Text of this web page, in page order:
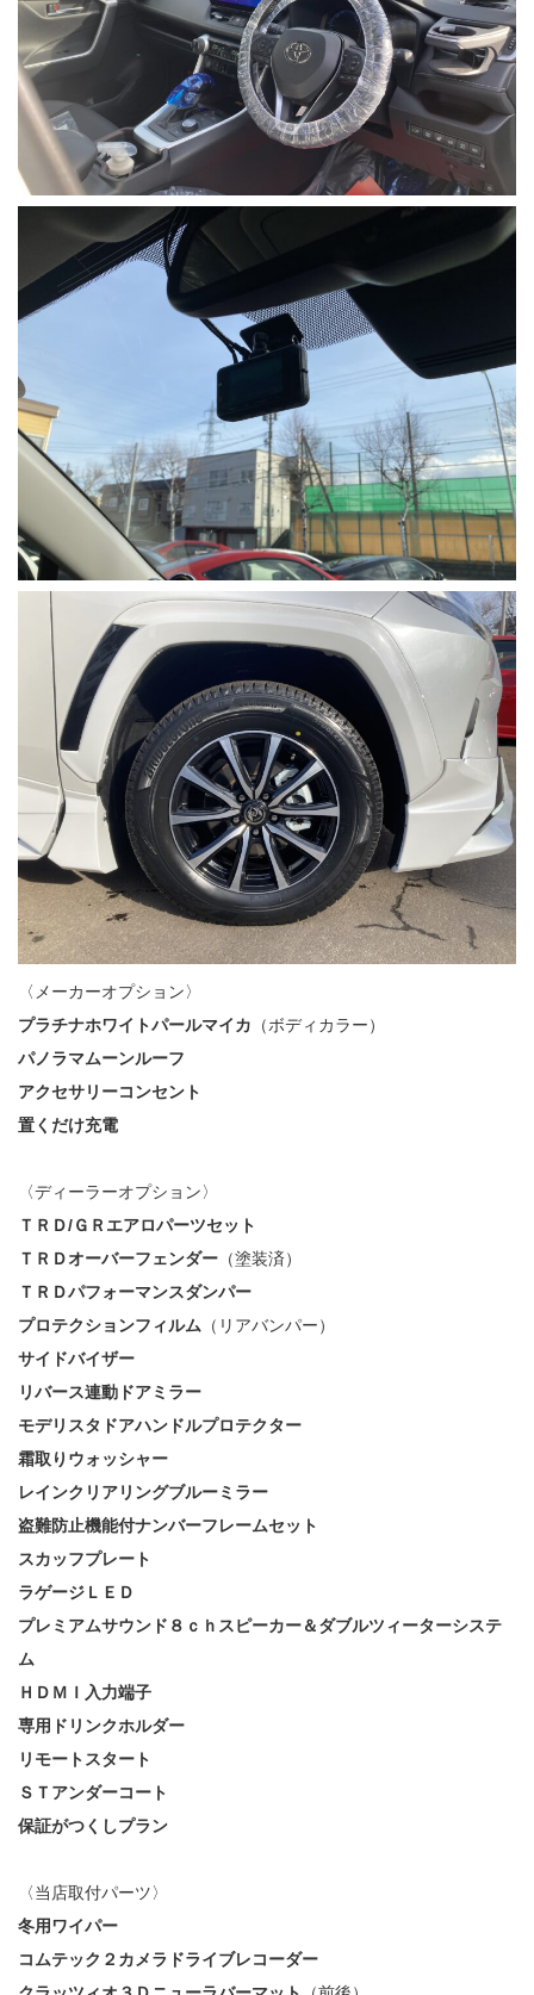
〈メーカーオプション〉
プラチナホワイトパールマイカ （ボディカラー）
パノラマムーンルーフ
アクセサリーコンセント
置くだけ充電
〈ディーラーオプション〉
ＴＲＤ/ＧＲエアロパーツセット
ＴＲＤオーバーフェンダー （塗装済）
ＴＲＤパフォーマンスダンパー
プロテクションフィルム （リアバンパー）
サイドバイザー
リバース連動ドアミラー
モデリスタドアハンドルプロテクター
霜取りウォッシャー
レインクリアリングブルーミラー
盗難防止機能付ナンバーフレームセット
スカッフプレート
ラゲージＬＥＤ
プレミアムサウンド８ｃｈスピーカー＆ダブルツィーターシステ
ム
ＨＤＭＩ入力端子
専用ドリンクホルダー
リモートスタート
ＳＴアンダーコート
保証がつくしプラン
〈当店取付パーツ〉
冬用ワイパー
コムテック２カメラドライブレコーダー